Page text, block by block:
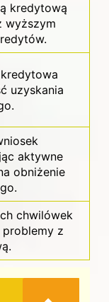
kredytową
wyższym
uzyskania
aktywne
obniżenie
chwilówek
problemy z